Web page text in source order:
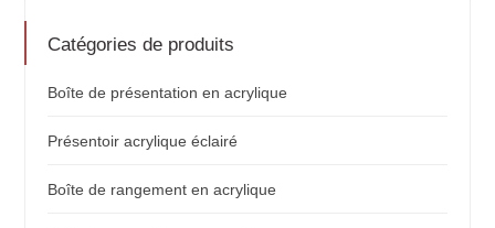
Catégories de produits
Boîte de présentation en acrylique
Présentoir acrylique éclairé
Boîte de rangement en acrylique